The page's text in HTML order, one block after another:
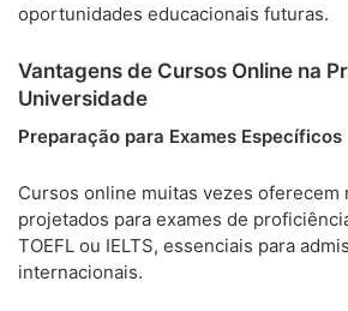
oportunidades educacionais futuras.
Vantagens de Cursos Online na
Universidade
Preparação para Exames Específicos
Cursos online muitas vezes oferecem
projetados para exames de
TOEFL ou IELTS, essenciais para
internacionais.